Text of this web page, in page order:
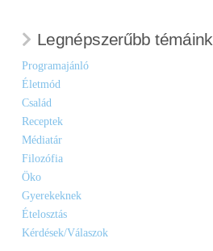
Legnépszerűbb témáink
Programajánló
Életmód
Család
Receptek
Médiatár
Filozófia
Öko
Gyerekeknek
Ételosztás
Kérdések/Válaszok